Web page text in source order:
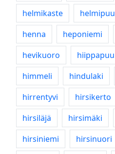
helmikaste
helmipuu
henna
heponiemi
hevikuoro
hiippapuu
himmeli
hindulaki
hirrentyvi
hirsikerto
hirsiläjä
hirsimäki
hirsiniemi
hirsinuori